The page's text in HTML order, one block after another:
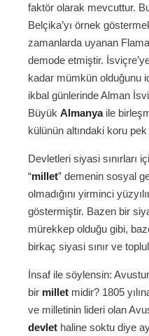
faktör olarak mevcuttur.
Belçika’yı örnek
zamanlarda uyanan
demode etmiştir.
kadar mümkün olduğunu
ikbal günlerinde Alman
Büyük Almanyaile
külünün altındaki koru
Devletleri siyasi sınırları
“millet” demenin sosyal
olmadığını yirminci
göstermiştir. Bazen bir
mürekkep olduğu gibi,
birkaç siyasi sınır ve
İnsaf ile söylensin:
bir millet midir? 1805
ve milletinin lideri olan
devlet haline soktu diye